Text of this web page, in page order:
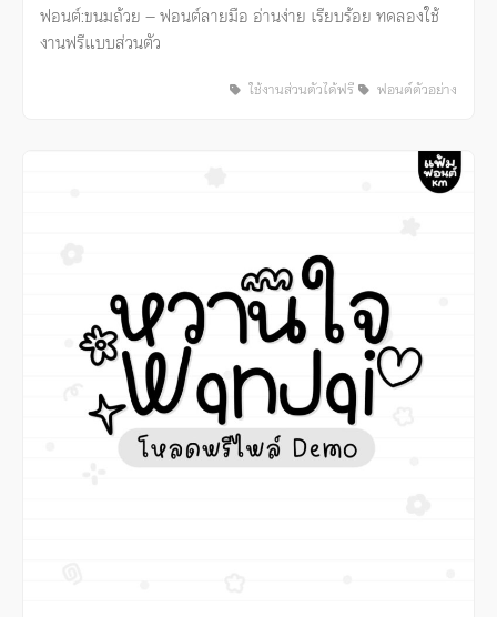
ฟอนต์:ขนมถ้วย – ฟอนต์ลายมือ อ่านง่าย เรียบร้อย ทดลองใช้
งานฟรีแบบส่วนตัว
ใช้งานส่วนตัวได้ฟรี ฟอนต์ตัวอย่าง